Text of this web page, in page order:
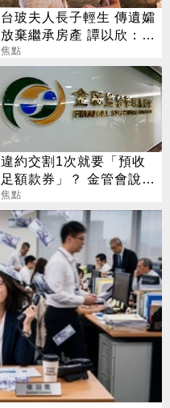
台玻夫人長子輕生 傳遺孀
放棄繼承房產 譚以欣：不
實內容二次傷害
焦點
違約交割1次就要「預收
足額款券」？ 金管會說話
了
焦點